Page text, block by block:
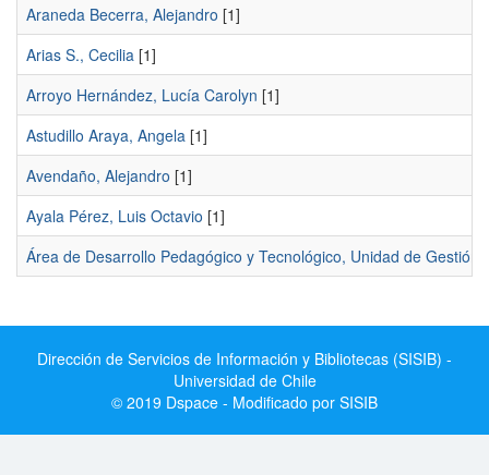
Araneda Becerra, Alejandro [1]
Arias S., Cecilia [1]
Arroyo Hernández, Lucía Carolyn [1]
Astudillo Araya, Angela [1]
Avendaño, Alejandro [1]
Ayala Pérez, Luis Octavio [1]
Área de Desarrollo Pedagógico y Tecnológico, Unidad de Gestión
Dirección de Servicios de Información y Bibliotecas (SISIB) -
Universidad de Chile
© 2019 Dspace - Modificado por SISIB